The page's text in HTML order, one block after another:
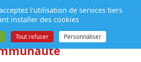
:Gestion de
et de
l'utilisation de services tiers
installer des cookies
Tout refuser Personnaliser